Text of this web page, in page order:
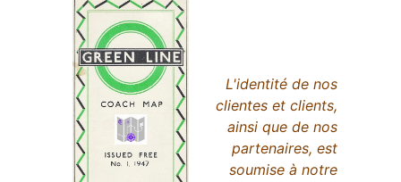
L'identité de nos
clientes et clients,
ainsi que de nos
partenaires, est
soumise à notre